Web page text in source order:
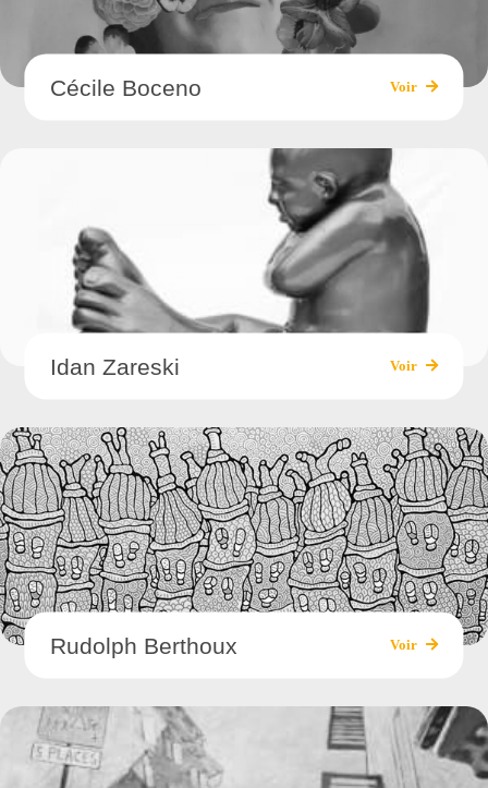
Cécile Boceno Voir
Idan Zareski Voir
Rudolph Berthoux Voir